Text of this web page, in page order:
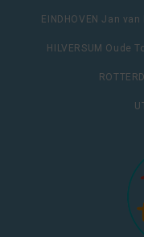
EINDHOVEN Jan
HILVERSUM Oude